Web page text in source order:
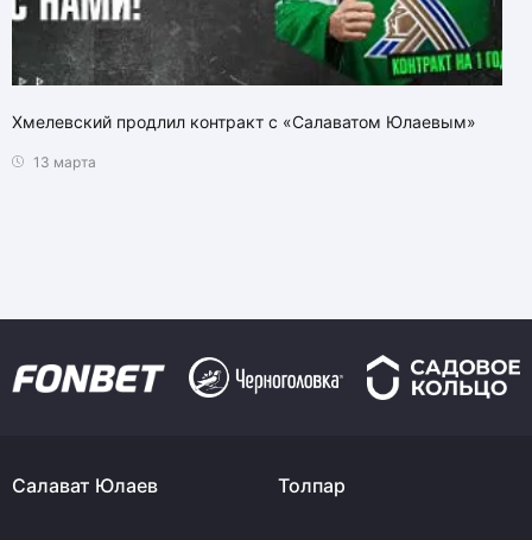
Хмелевский продлил контракт с «Салаватом Юлаевым»
13 марта
Салават Юлаев Толпар